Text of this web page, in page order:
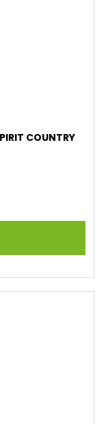
COUNTRY